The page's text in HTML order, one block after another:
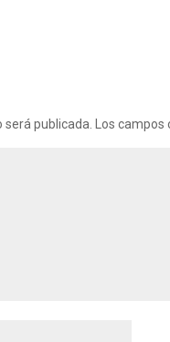
publicada. Los